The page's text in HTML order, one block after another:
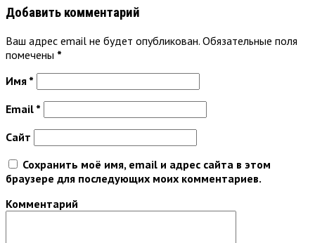
Добавить комментарий
Ваш адрес email не будет опубликован. Обязательные поля
помечены *
Имя *
Email *
Сайт
Сохранить моё имя, email и адрес сайта в этом
браузере для последующих моих комментариев.
Комментарий